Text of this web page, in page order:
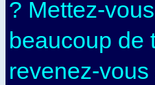
? Mettez-vous
beaucoup de
revenez-